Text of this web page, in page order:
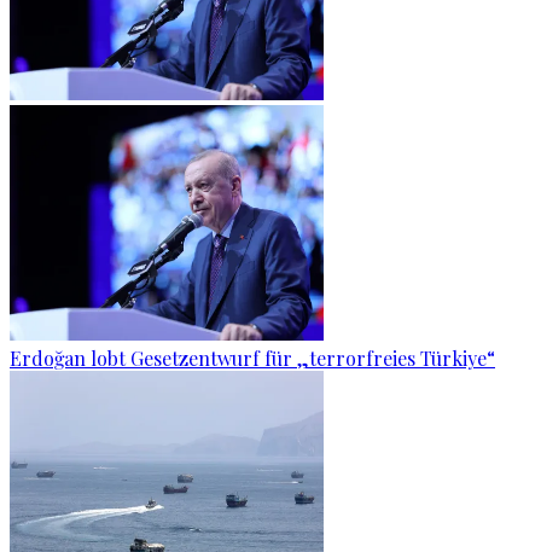
Erdoğan lobt Gesetzentwurf für „terrorfreies Türkiye“